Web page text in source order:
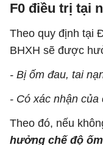
F0 điều trị tại
Theo quy định tại
BHXH sẽ được
- Bị ốm đau, tai
- Có xác nhận
Theo đó, nếu
hưởng chế độ